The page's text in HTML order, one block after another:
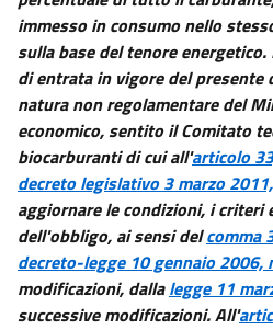
immesso in consumo nello
sulla base del tenore
di entrata in vigore del presente
natura non regolamentare del
economico, sentito il Comitato
biocarburanti di cui all'articolo
decreto legislativo 3 marzo
aggiornare le condizioni, i criteri
dell'obbligo, ai sensi delcomma
decreto-legge 10 gennaio 2006,
modificazioni, dallalegge 11
successive modificazioni. All'